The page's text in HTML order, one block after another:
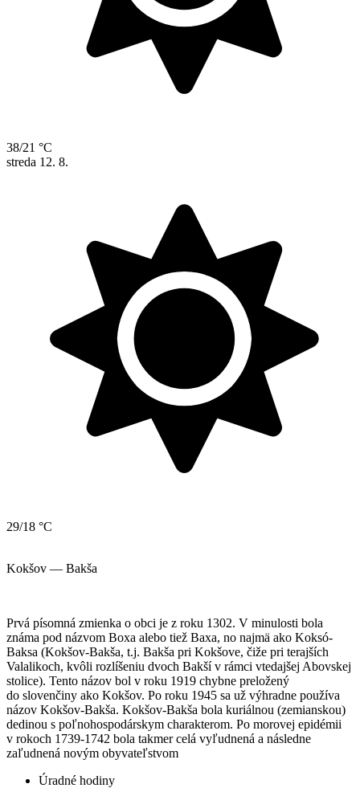
38/21 °C
streda 12. 8.
29/18 °C
Kokšov — Bakša
Prvá písomná zmienka o obci je z roku 1302. V minulosti bola
známa pod názvom Boxa alebo tiež Baxa, no najmä ako Koksó-
Baksa (Kokšov-Bakša, t.j. Bakša pri Kokšove, čiže pri terajších
Valalikoch, kvôli rozlíšeniu dvoch Bakší v rámci vtedajšej Abovskej
stolice). Tento názov bol v roku 1919 chybne preložený
do slovenčiny ako Kokšov. Po roku 1945 sa už výhradne používa
názov Kokšov-Bakša. Kokšov-Bakša bola kuriálnou (zemianskou)
dedinou s poľnohospodárskym charakterom. Po morovej epidémii
v rokoch 1739-1742 bola takmer celá vyľudnená a následne
zaľudnená novým obyvateľstvom
Úradné hodiny